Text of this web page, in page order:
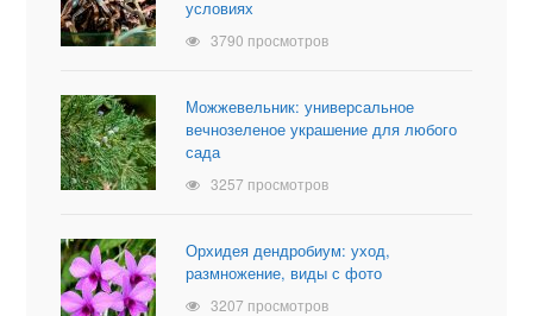
условиях
3790 просмотров
Можжевельник: универсальное
вечнозеленое украшение для любого
сада
3257 просмотров
Орхидея дендробиум: уход,
размножение, виды с фото
3207 просмотров